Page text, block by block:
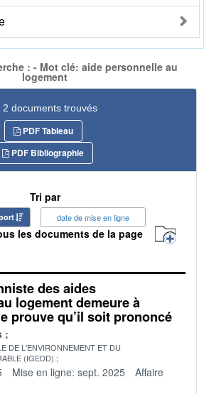
: - Mot clé: aide personnelle au
logement
2 documents trouvés
PDF Tableau
PDF Bibliographie
Tri par
date de mise en ligne
les documents de la page
des aides
logement demeure à
prouve qu’il soit prononcé
DE L'ENVIRONNEMENT ET DU
(IGEDD)
Mise en ligne: sept. 2025
Affaire